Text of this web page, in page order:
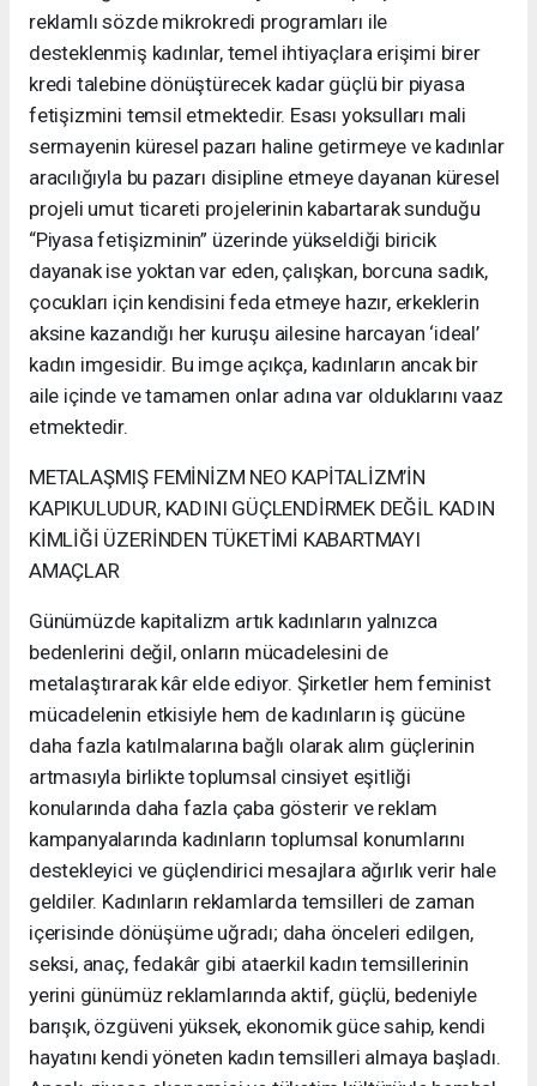
reklamlı sözde mikrokredi programları ile
desteklenmiş kadınlar, temel ihtiyaçlara erişimi birer
kredi talebine dönüştürecek kadar güçlü bir piyasa
fetişizmini temsil etmektedir. Esası yoksulları mali
sermayenin küresel pazarı haline getirmeye ve kadınlar
aracılığıyla bu pazarı disipline etmeye dayanan küresel
projeli umut ticareti projelerinin kabartarak sunduğu
“Piyasa fetişizminin” üzerinde yükseldiği biricik
dayanak ise yoktan var eden, çalışkan, borcuna sadık,
çocukları için kendisini feda etmeye hazır, erkeklerin
aksine kazandığı her kuruşu ailesine harcayan ‘ideal’
kadın imgesidir. Bu imge açıkça, kadınların ancak bir
aile içinde ve tamamen onlar adına var olduklarını vaaz
etmektedir.
METALAŞMIŞ FEMİNİZM NEO KAPİTALİZM’İN
KAPIKULUDUR, KADINI GÜÇLENDİRMEK DEĞİL KADIN
KİMLİĞİ ÜZERİNDEN TÜKETİMİ KABARTMAYI
AMAÇLAR
Günümüzde kapitalizm artık kadınların yalnızca
bedenlerini değil, onların mücadelesini de
metalaştırarak kâr elde ediyor. Şirketler hem feminist
mücadelenin etkisiyle hem de kadınların iş gücüne
daha fazla katılmalarına bağlı olarak alım güçlerinin
artmasıyla birlikte toplumsal cinsiyet eşitliği
konularında daha fazla çaba gösterir ve reklam
kampanyalarında kadınların toplumsal konumlarını
destekleyici ve güçlendirici mesajlara ağırlık verir hale
geldiler. Kadınların reklamlarda temsilleri de zaman
içerisinde dönüşüme uğradı; daha önceleri edilgen,
seksi, anaç, fedakâr gibi ataerkil kadın temsillerinin
yerini günümüz reklamlarında aktif, güçlü, bedeniyle
barışık, özgüveni yüksek, ekonomik güce sahip, kendi
hayatını kendi yöneten kadın temsilleri almaya başladı.